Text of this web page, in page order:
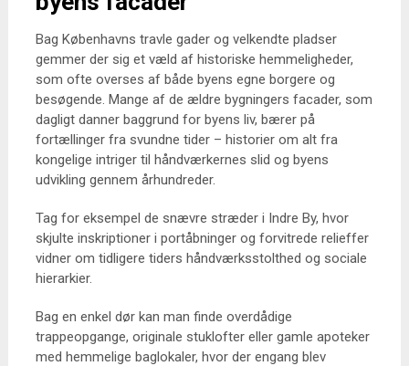
Bag Københavns travle gader og velkendte pladser
gemmer der sig et væld af historiske hemmeligheder,
som ofte overses af både byens egne borgere og
besøgende. Mange af de ældre bygningers facader, som
dagligt danner baggrund for byens liv, bærer på
fortællinger fra svundne tider – historier om alt fra
kongelige intriger til håndværkernes slid og byens
udvikling gennem århundreder.
Tag for eksempel de snævre stræder i Indre By, hvor
skjulte inskriptioner i portåbninger og forvitrede relieffer
vidner om tidligere tiders håndværksstolthed og sociale
hierarkier.
Bag en enkel dør kan man finde overdådige
trappeopgange, originale stuklofter eller gamle apoteker
med hemmelige baglokaler, hvor der engang blev